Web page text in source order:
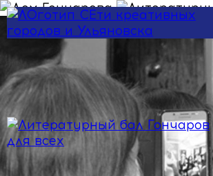
Skip to main content